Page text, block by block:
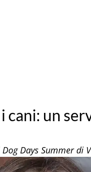
cani: un
Days Summer di